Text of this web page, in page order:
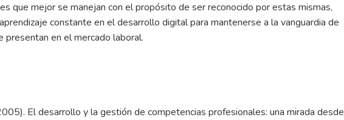
que mejor se manejan con el propósito de ser reconocido por estas mismas,
constante en el desarrollo digital para mantenerse a la vanguardia de
presentan en el mercado laboral.
El desarrollo y la gestión de competencias profesionales: una mirada desde